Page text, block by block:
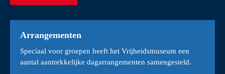
Arrangementen
Speciaal voor groepen heeft het Vrijheidsmuseum een
aantal aantrekkelijke dagarrangementen samengesteld.